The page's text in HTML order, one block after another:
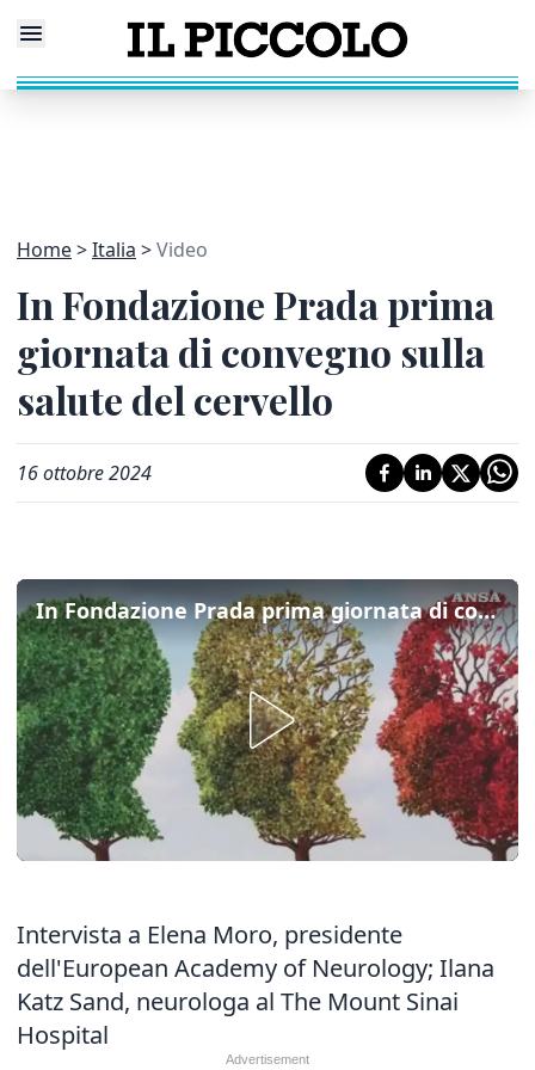
Home Italia Video
In Fondazione Prada prima
giornata di convegno sulla
salute del cervello
16 ottobre 2024
In Fondazione Prada prima giornata di convegno sulla salute del cervello
Intervista a Elena Moro, presidente
dell'European Academy of Neurology; Ilana
Katz Sand, neurologa al The Mount Sinai
Hospital